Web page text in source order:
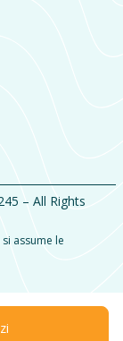
– All Rights
assume le